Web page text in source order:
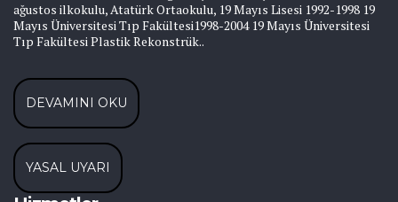
ağustos ilkokulu, Atatürk Ortaokulu, 19 Mayıs Lisesi 1992-1998 19
Mayıs Üniversitesi Tıp Fakültesi1998-2004 19 Mayıs Üniversitesi
Tıp Fakültesi Plastik Rekonstrük..
DEVAMINI OKU
YASAL UYARI